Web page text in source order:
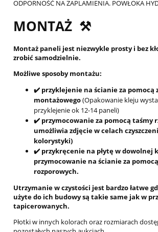
ODPORNOŚĆ NA ZAPLAMIENIA. POWŁOKA
MONTAŻ ⚒️
Montaż paneli jest niezwykle prosty i bez
zrobić samodzielnie.
Możliwe sposoby montażu:
✔️ przyklejenie na ścianie za pomocą
montażowego(Opakowanie kleju
przyklejenie ok 12-14 paneli)
✔️ przymocowanie za pomocą taśmy
umożliwia zdjęcie w celach
kolorystyki)
✔️ przykręcenie na płytę w dowolnej
przymocowanie na ścianie za
rozporowych.
Utrzymanie w czystości jest bardzo łatwe
użyte do ich budowy są takie same jak w
tapicerowanych.
Płotki w innych kolorach oraz rozmiarach